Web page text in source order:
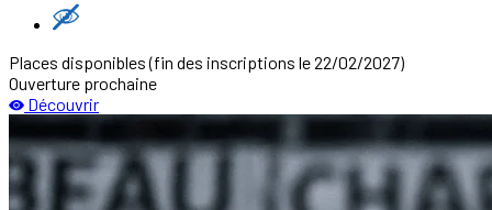
Places disponibles(fin des inscriptions le 22/02/2027)
Ouverture prochaine
Découvrir